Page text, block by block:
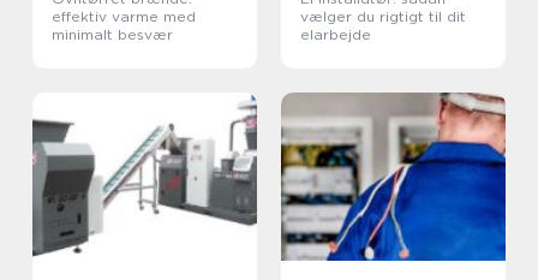
effektiv varme med
minimalt besvær
vælger du rigtigt til dit
elarbejde